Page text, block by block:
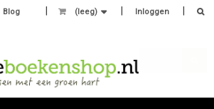
Inloggen
(leeg)
Blog